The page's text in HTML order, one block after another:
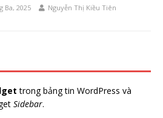
Ba, 2025 Nguyễn Thị Kiều Tiên
trong bảng tin WordPress và
Sidebar.